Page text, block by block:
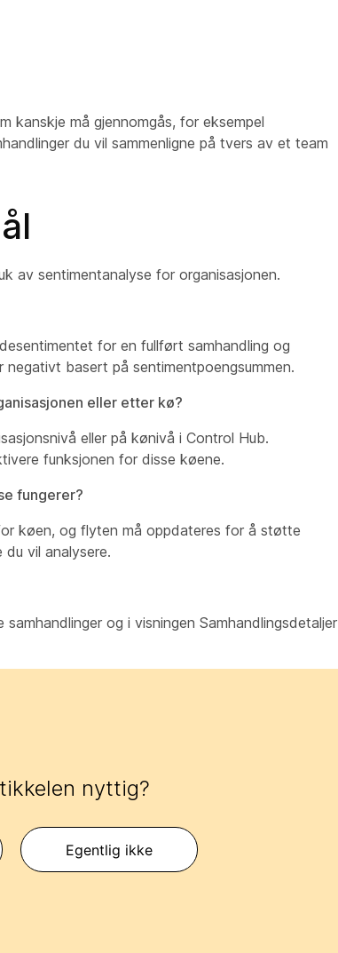
kanskje må gjennomgås, for eksempel
du vil sammenligne på tvers av et team
av sentimentanalyse for organisasjonen.
for en fullført samhandling og
basert på sentimentpoengsummen.
eller etter kø?
eller på kønivå i Control Hub.
funksjonen for disse køene.
fungerer?
køen, og flyten må oppdateres for å støtte
vil analysere.
og i visningen Samhandlingsdetaljer
nyttig?
Egentlig ikke